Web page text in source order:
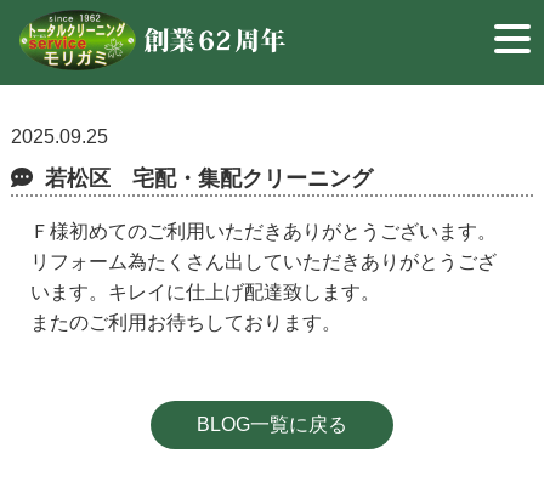
2025.09.25
若松区 宅配・集配クリーニング
Ｆ様初めてのご利用いただきありがとうございます。
リフォーム為たくさん出していただきありがとうござ
います。キレイに仕上げ配達致します。
またのご利用お待ちしております。
BLOG一覧に戻る